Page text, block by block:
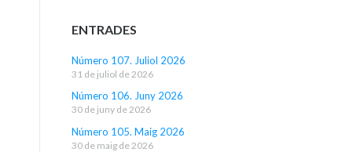
ENTRADES
Número 107. Juliol 2026
31 de juliol de 2026
Número 106. Juny 2026
30 de juny de 2026
Número 105. Maig 2026
30 de maig de 2026